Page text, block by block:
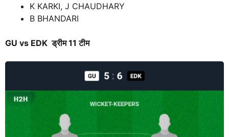
K KARKI, J CHAUDHARY
B BHANDARI
GU vs EDKड्रीम 11 टीम